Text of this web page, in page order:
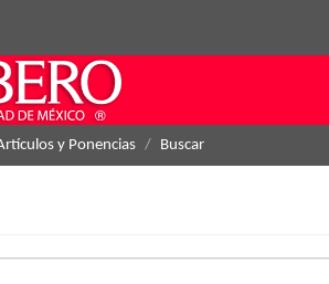
y Ponencias Buscar